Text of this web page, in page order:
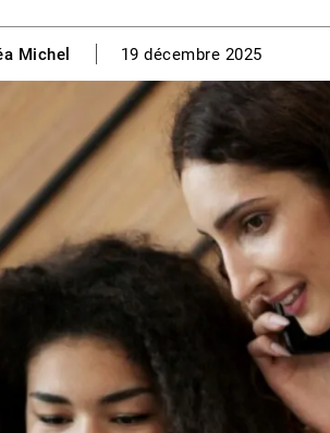
Michel 19 décembre 2025